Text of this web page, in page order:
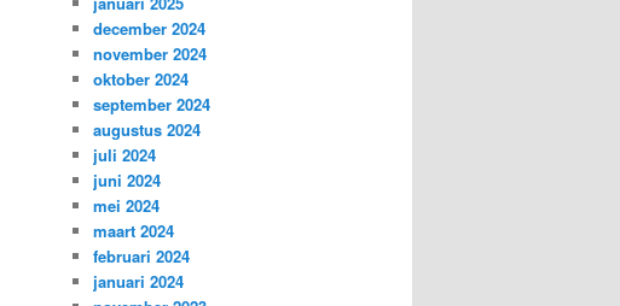
december 2024
november 2024
oktober 2024
september 2024
augustus 2024
juli 2024
juni 2024
mei 2024
maart 2024
februari 2024
januari 2024